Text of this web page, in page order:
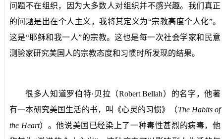
问题不在组织，因为大多数人对组织并不感兴趣。我们真正
的问题是出在个人主义，我将其定义为“宗教高度个人化”。
这是“耶稣和我一人”的宗教。这也是每一次社会学家和民意
测验家研究美国人的宗教态度和习惯时所发现的结果。
很多人知道罗伯特·贝拉（Robert Bellah）的名字，他著
有一本研究美国生活的书，叫《心灵的习惯》（The Habits of
the Heart）。他说美国已经染上了一种毒性甚烈的病毒，他